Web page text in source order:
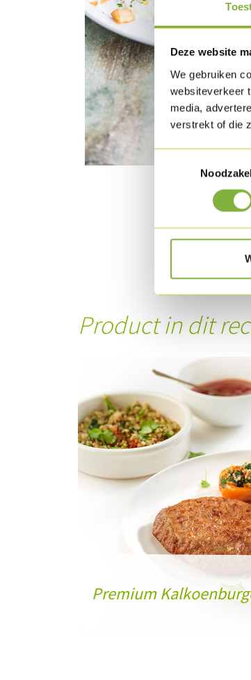
Deze website
We gebruiken
websiteverkeer
media,
verstrekt of die
Product in dit
Premium